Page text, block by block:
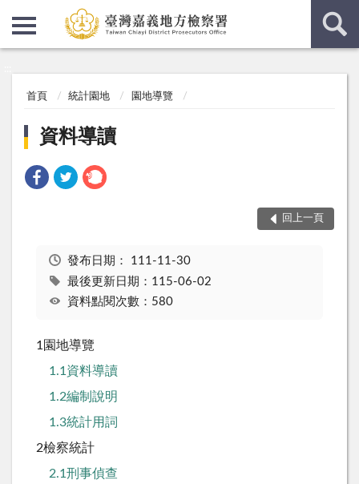
首頁 統計園地 園地導覽
資料導讀
回上一頁
發布日期： 111-11-30
最後更新日期：115-06-02
資料點閱次數：580
1園地導覽
1.1資料導讀
1.2編制說明
1.3統計用詞
2檢察統計
2.1刑事偵查